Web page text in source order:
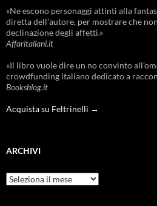
«Ne escono personaggi attinti alla
diretta dell’autore, per mostrare che
declinazione degli affetti.»
Affaritaliani.it
«Il libro vuole dire un no convinto
crowdfunding italiano dedicato a
Booksblog.it
Acquista su Feltrinelli →
ARCHIVI
Archivi